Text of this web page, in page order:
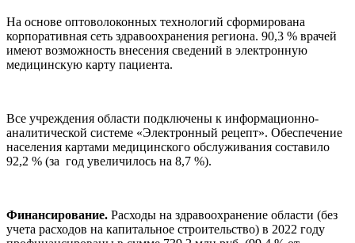
На основе оптоволоконных технологий сформирована
корпоративная сеть здравоохранения региона. 90,3 % врачей
имеют возможность внесения сведений в электронную
медицинскую карту пациента.
Все учреждения области подключены к информационно-
аналитической системе «Электронный рецепт». Обеспечение
населения картами медицинского обслуживания составило
92,2 % (за год увеличилось на 8,7 %).
Финансирование. Расходы на здравоохранение области (без
учета расходов на капитальное строительство) в 2022 году